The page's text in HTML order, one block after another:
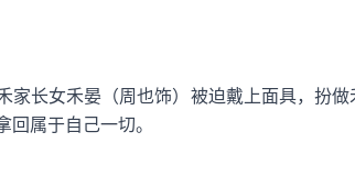
家长女禾晏（周也饰）被迫戴上面具，扮
属于自己一切。